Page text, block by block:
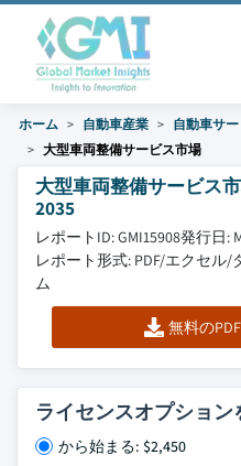
ホーム 自動車産業 自動車サ
大型車両整備サービス市場
大型車両整備サービス
2035
レポートID: GMI15908発行日:
レポート形式: PDF/エクセル
ム
無料の
ライセンスオプショ
から始まる: $2,450